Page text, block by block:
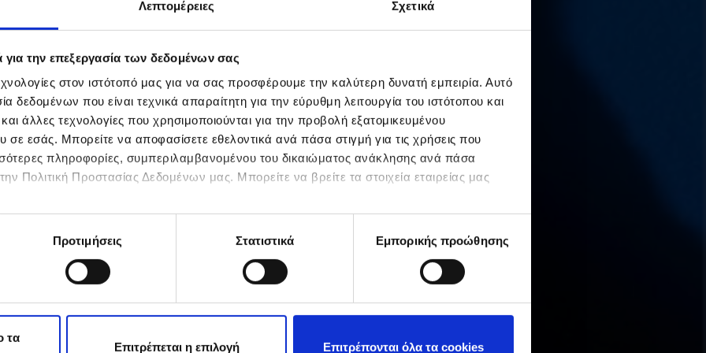
Λεπτομέρειες Σχετικά
για την επεξεργασία των δεδομένων σας
στον ιστότοπό μας για να σας προσφέρουμε την καλύτερη δυνατή εμπειρία. Αυτό
δεδομένων που είναι τεχνικά απαραίτητη για την εύρυθμη λειτουργία του ιστότοπου και
άλλες τεχνολογίες που χρησιμοποιούνται για την προβολή εξατομικευμένου
σε εσάς. Μπορείτε να αποφασίσετε εθελοντικά ανά πάσα στιγμή για τις χρήσεις που
πληροφορίες, συμπεριλαμβανομένου του δικαιώματος ανάκλησης ανά πάσα
Πολιτική Προστασίας Δεδομένων μας. Μπορείτε να βρείτε τα στοιχεία εταιρείας μας
Προτιμήσεις Στατιστικά Εμπορικής προώθησης
τα
Επιτρέπεται η επιλογή Επιτρέπονται όλα τα cookies
όλους